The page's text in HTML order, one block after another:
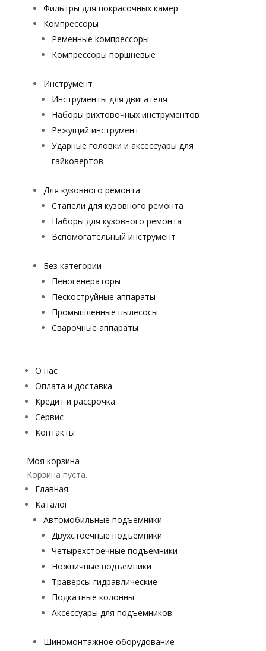
Фильтры для покрасочных камер
Компрессоры
Ременные компрессоры
Компрессоры поршневые
Инструмент
Инструменты для двигателя
Наборы рихтовочных инструментов
Режущий инструмент
Ударные головки и аксессуары для
гайковертов
Для кузовного ремонта
Стапели для кузовного ремонта
Наборы для кузовного ремонта
Вспомогательный инструмент
Без категории
Пеногенераторы
Пескоструйные аппараты
Промышленные пылесосы
Сварочные аппараты
О нас
Оплата и доставка
Кредит и рассрочка
Сервис
Контакты
Моя корзина
Корзина пуста.
Главная
Каталог
Автомобильные подъемники
Двухстоечные подъемники
Четырехстоечные подъемники
Ножничные подъемники
Траверсы гидравлические
Подкатные колонны
Аксессуары для подъемников
Шиномонтажное оборудование